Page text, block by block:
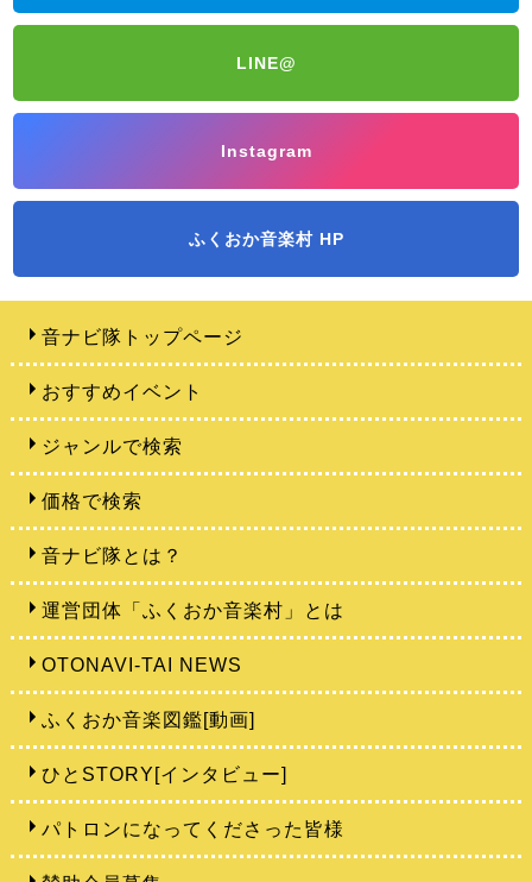
LINE@
Instagram
ふくおか音楽村 HP
音ナビ隊トップページ
おすすめイベント
ジャンルで検索
価格で検索
音ナビ隊とは？
運営団体「ふくおか音楽村」とは
OTONAVI-TAI NEWS
ふくおか音楽図鑑[動画]
ひとSTORY[インタビュー]
パトロンになってくださった皆様